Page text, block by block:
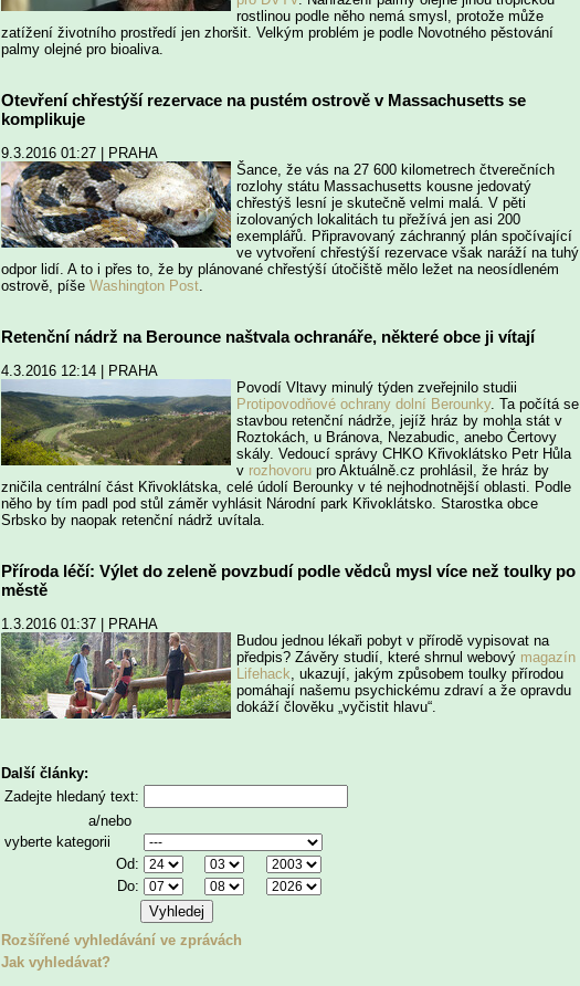
rostlinou podle něho nemá smysl, protože může
zatížení životního prostředí jen zhoršit. Velkým problém je podle Novotného pěstování
palmy olejné pro bioaliva.
Otevření chřestýší rezervace na pustém ostrově v Massachusetts se
komplikuje
9.3.2016 01:27 | PRAHA
Šance, že vás na 27 600 kilometrech čtverečních
rozlohy státu Massachusetts kousne jedovatý
chřestýš lesní je skutečně velmi malá. V pěti
izolovaných lokalitách tu přežívá jen asi 200
exemplářů. Připravovaný záchranný plán spočívající
ve vytvoření chřestýší rezervace však naráží na tuhý
odpor lidí. A to i přes to, že by plánované chřestýší útočiště mělo ležet na neosídleném
ostrově, píše Washington Post
Retenční nádrž na Berounce naštvala ochranáře, některé obce ji vítají
4.3.2016 12:14 | PRAHA
Povodí Vltavy minulý týden zveřejnilo studii
Protipovodňové ochrany dolní Berounky. Ta počítá se
stavbou retenční nádrže, jejíž hráz by mohla stát v
Roztokách, u Bránova, Nezabudic, anebo Čertovy
skály. Vedoucí správy CHKO Křivoklátsko Petr Hůla
v rozhovoru pro Aktuálně.cz prohlásil, že hráz by
zničila centrální část Křivoklátska, celé údolí Berounky v té nejhodnotnější oblasti. Podle
něho by tím padl pod stůl záměr vyhlásit Národní park Křivoklátsko. Starostka obce
Srbsko by naopak retenční nádrž uvítala.
Příroda léčí: Výlet do zeleně povzbudí podle vědců mysl více než toulky po
městě
1.3.2016 01:37 | PRAHA
Budou jednou lékaři pobyt v přírodě vypisovat na
předpis? Závěry studií, které shrnul webový magazín
Lifehack , ukazují, jakým způsobem toulky přírodou
pomáhají našemu psychickému zdraví a že opravdu
dokáží člověku „vyčistit hlavu“.
Další články:
Zadejte hledaný text:
a/nebo
vyberte kategorii
Od:
Do:
Rozšířené vyhledávání ve zprávách
Jak vyhledávat?